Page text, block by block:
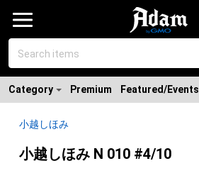
Category Premium Featured/Events
小越しほみ
小越しほみ N 010 #4/10